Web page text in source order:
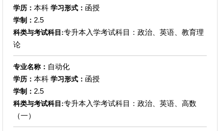
学历： 本科 学习形式： 函授
学制： 2.5
科类与考试科目:专升本入学考试科目：政治、英语、教育理
论
专业名称： 自动化
学历： 本科 学习形式： 函授
学制： 2.5
科类与考试科目:专升本入学考试科目：政治、英语、高数
（一）